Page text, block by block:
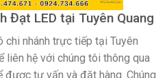
Đạt LED tại Tuyên Quang
chi nhánh trực tiếp tại Tuyên
liên hệ với chúng tôi thông qua
tư vấn và đặt hàng. Chúng